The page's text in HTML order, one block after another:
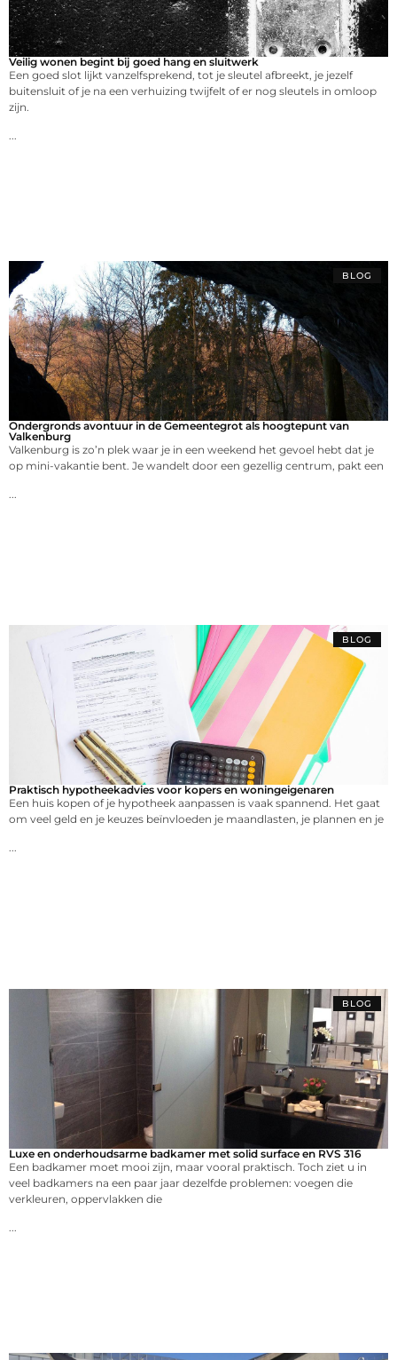
Veilig wonen begint bij goed hang en sluitwerk
Een goed slot lijkt vanzelfsprekend, tot je sleutel afbreekt, je jezelf
buitensluit of je na een verhuizing twijfelt of er nog sleutels in omloop
zijn.
...
BLOG
Ondergronds avontuur in de Gemeentegrot als hoogtepunt van
Valkenburg
Valkenburg is zo’n plek waar je in een weekend het gevoel hebt dat je
op mini-vakantie bent. Je wandelt door een gezellig centrum, pakt een
...
BLOG
Praktisch hypotheekadvies voor kopers en woningeigenaren
Een huis kopen of je hypotheek aanpassen is vaak spannend. Het gaat
om veel geld en je keuzes beïnvloeden je maandlasten, je plannen en je
...
BLOG
Luxe en onderhoudsarme badkamer met solid surface en RVS 316
Een badkamer moet mooi zijn, maar vooral praktisch. Toch ziet u in
veel badkamers na een paar jaar dezelfde problemen: voegen die
verkleuren, oppervlakken die
...